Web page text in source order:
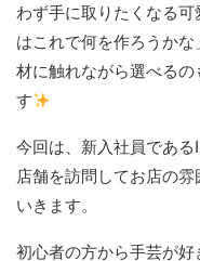
わず手に取りたくなる
はこれで何を作ろうか
材に触れながら選べる
す
今回は、新入社員であ
店舗を訪問してお店の
いきます。
初心者の方から手芸が